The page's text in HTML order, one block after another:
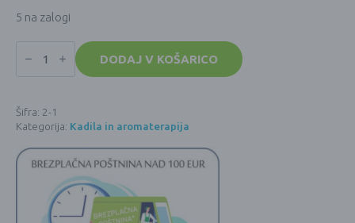
5 na zalogi
AROMAFUME
eterično
META
(10mL)
količina
DODAJ V KOŠARICO
Šifra: 2-1
Kategorija: Kadila in aromaterapija